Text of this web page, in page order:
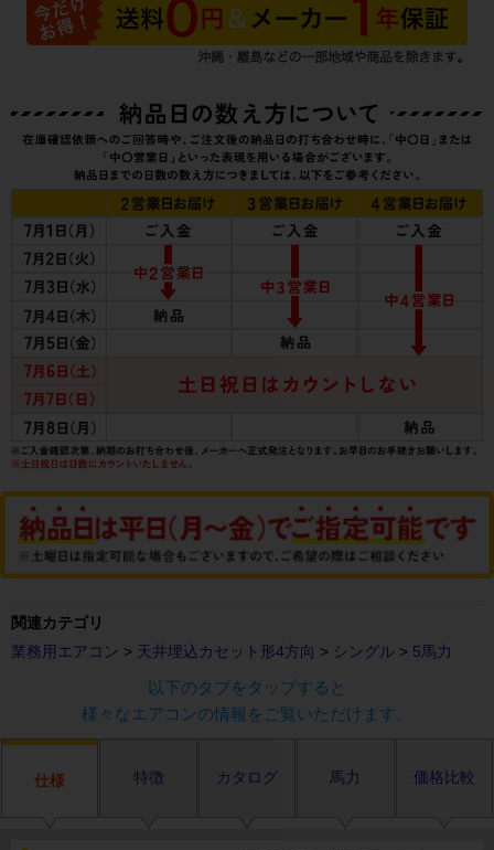
関連カテゴリ
業務用エアコン > 天井埋込カセット形4方向 > シングル > 5馬力
以下のタブをタップすると
様々なエアコンの情報をご覧いただけます。
仕様 特徴 カタログ 馬力 価格比較